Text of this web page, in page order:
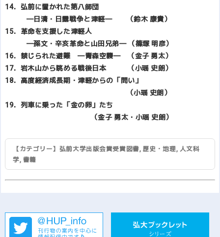
14．弘前に置かれた第八師団
―日清・日露戦争と津軽― （鈴木 康貴）
15．革命を支援した津軽人
―孫文・辛亥革命と山田兄弟― （篠塚 明彦）
16．禁じられた避難 ―青森空襲― （金子 勇太）
17．岩木山から眺める戦後日本 （小瑶 史朗）
18．高度経済成長期・津軽からの「問い」
（小瑶 史朗）
19．列車に乗った「金の卵」たち
（金子 勇太・小瑶 史朗）
【カテゴリー】 弘前大学出版会賞受賞図書, 歴史・地理, 人文科
学, 書籍